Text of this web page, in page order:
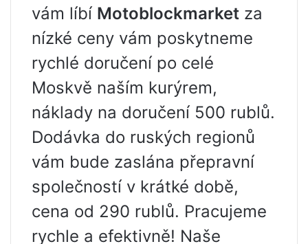
vám líbí Motoblockmarket za
nízké ceny vám poskytneme
rychlé doručení po celé
Moskvě naším kurýrem,
náklady na doručení 500 rublů.
Dodávka do ruských regionů
vám bude zaslána přepravní
společností v krátké době,
cena od 290 rublů. Pracujeme
rychle a efektivně! Naše